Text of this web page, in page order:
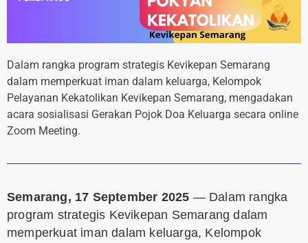
Dalam rangka program strategis Kevikepan Semarang
dalam memperkuat iman dalam keluarga, Kelompok
Pelayanan Kekatolikan Kevikepan Semarang, mengadakan
acara sosialisasi Gerakan Pojok Doa Keluarga secara online
Zoom Meeting.
Semarang, 17 September 2025 — Dalam rangka
program strategis Kevikepan Semarang dalam
memperkuat iman dalam keluarga, Kelompok